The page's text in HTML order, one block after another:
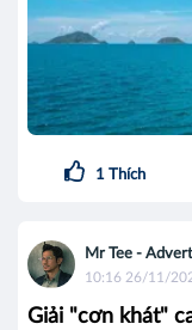
1 Thích
Mr Tee -
10:16 26/11/
Giải "cơn khát"